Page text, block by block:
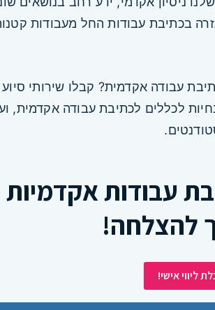
בכתיבת עבודות החל מעבודות
עבודה אקדמית? קבלו שירותי
לכללים לכתיבת עבודה אקדמית,
עבודות
להצלחה!
ליווי אישי!